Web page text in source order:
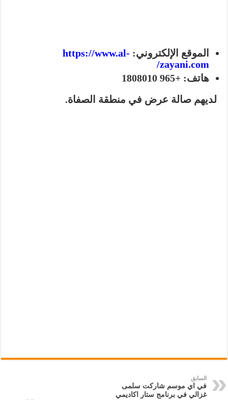
الموقع الإلكتروني: https://www.al-
zayani.com/
هاتف: +965 1808010
لديهم صالة عرض في منطقة الصفاة.
السابق
في اي موسم شاركت سلمى
غزالي في برنامج ستار اكاديمي